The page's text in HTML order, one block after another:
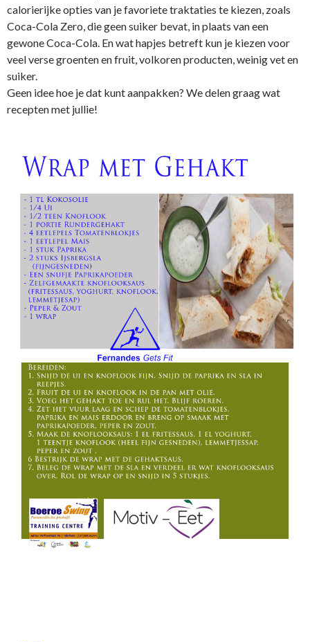
calorierijke opties van je favoriete traktaties te kiezen, zoals
Coca-Cola Zero, die geen suiker bevat, in plaats van een
gewone Coca-Cola. En wat hapjes betreft kun je kiezen voor
veel verse groenten en fruit, volkoren producten, weinig vet en
suiker.
Geen idee hoe je dat kunt aanpakken? We delen graag wat
recepten met jullie!